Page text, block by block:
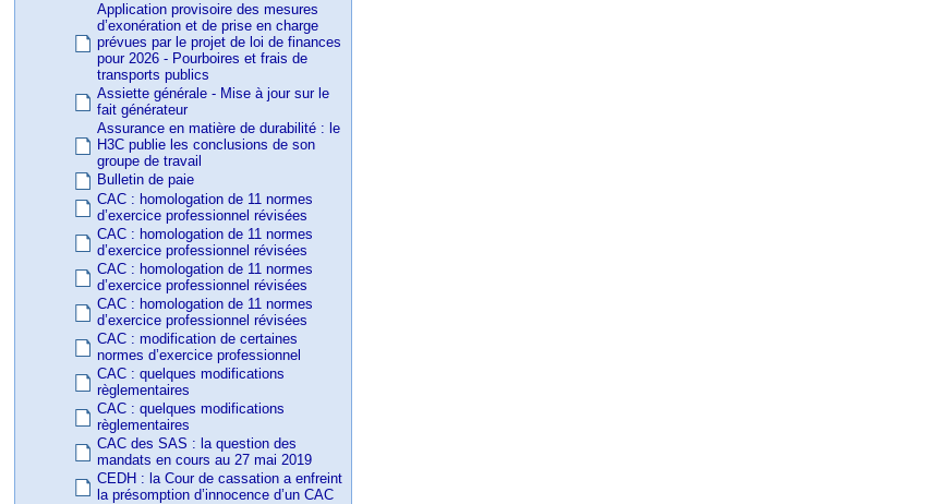
Application provisoire des mesures
d’exonération et de prise en charge
prévues par le projet de loi de finances
pour 2026 - Pourboires et frais de
transports publics
Assiette générale - Mise à jour sur le
fait générateur
Assurance en matière de durabilité : le
H3C publie les conclusions de son
groupe de travail
Bulletin de paie
CAC : homologation de 11 normes
d’exercice professionnel révisées
CAC : homologation de 11 normes
d’exercice professionnel révisées
CAC : homologation de 11 normes
d’exercice professionnel révisées
CAC : homologation de 11 normes
d’exercice professionnel révisées
CAC : modification de certaines
normes d’exercice professionnel
CAC : quelques modifications
règlementaires
CAC : quelques modifications
règlementaires
CAC des SAS : la question des
mandats en cours au 27 mai 2019
CEDH : la Cour de cassation a enfreint
la présomption d’innocence d’un CAC